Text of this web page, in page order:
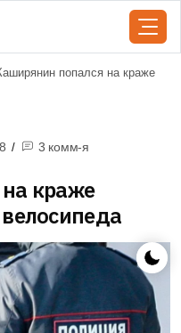
попался на краже
3 комм-я
краже